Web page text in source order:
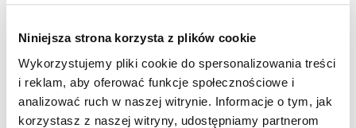
Niniejsza strona korzysta z plików cookie
Wykorzystujemy pliki cookie do spersonalizowania treści
i reklam, aby oferować funkcje społecznościowe i
analizować ruch w naszej witrynie. Informacje o tym, jak
korzystasz z naszej witryny, udostępniamy partnerom